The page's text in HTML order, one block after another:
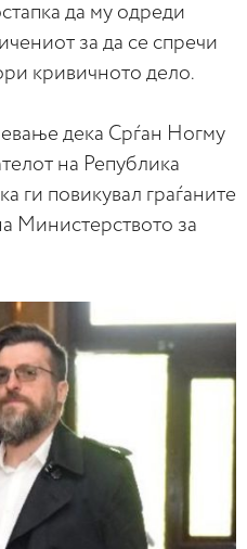
да му одреди
за да се спречи
кривичното дело.
дека Срѓан Ногму
на Република
ги повикувал граѓаните
Министерството за